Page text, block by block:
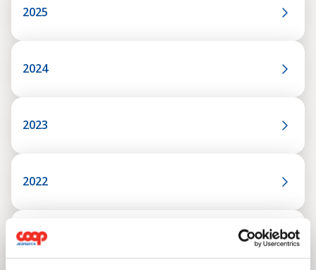
2025
2024
2023
2022
2021